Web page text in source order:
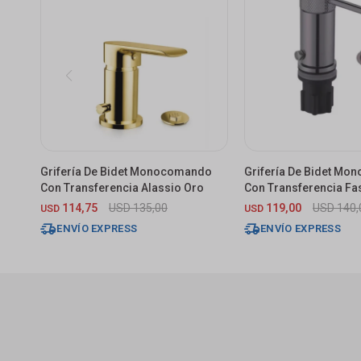
Grifería De Bidet Monocomando
Con Transferencia Alassio Oro
USD 114,75 USD135,00
ENVÍO EXPRESS
Grifería De Bidet
Con Transferencia
USD 119,00 USD
ENVÍO EXPRESS